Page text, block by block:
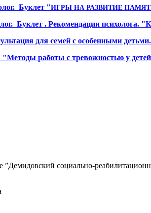
Буклет "ИГРЫ НА РАЗВИТИЕ
Буклет . Рекомендации психолога.
для семей с особенными
"Методы работы с тревожностью у
”Демидовский социально-